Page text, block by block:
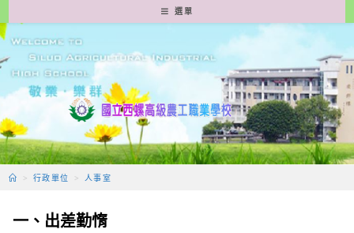
轉
至
要
容
選單
> 行政單位 > 人事室
一、出差勤惰